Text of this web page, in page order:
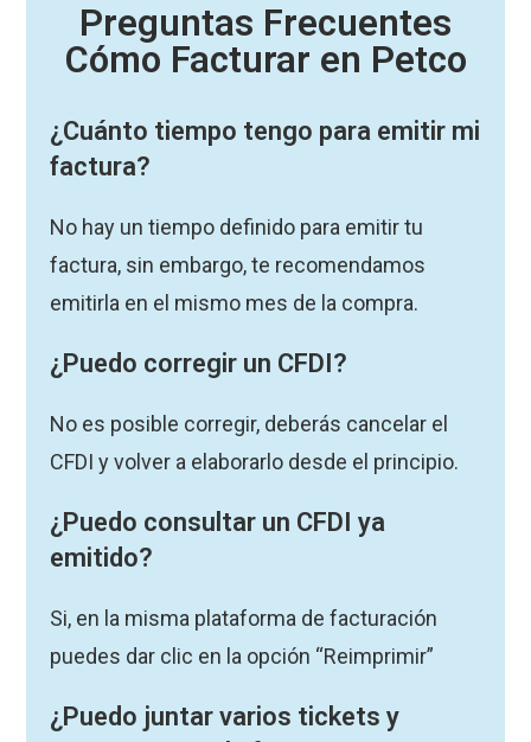
Preguntas Frecuentes
Cómo Facturar en Petco
¿Cuánto tiempo tengo para emitir mi
factura?
No hay un tiempo definido para emitir tu
factura, sin embargo, te recomendamos
emitirla en el mismo mes de la compra.
¿Puedo corregir un CFDI?
No es posible corregir, deberás cancelar el
CFDI y volver a elaborarlo desde el principio.
¿Puedo consultar un CFDI ya
emitido?
Si, en la misma plataforma de facturación
puedes dar clic en la opción “Reimprimir”
¿Puedo juntar varios tickets y